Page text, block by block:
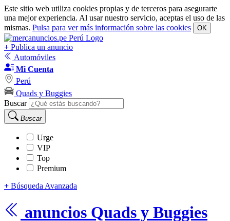
Este sitio web utiliza cookies propias y de terceros para asegurarte
una mejor experiencia. Al usar nuestro servicio, aceptas el uso de las
mismas. Pulsa para ver más información sobre las cookies OK
+ Publica un anuncio
Automóviles
Mi Cuenta
Perú
Quads y Buggies
Buscar
Buscar
Urge
VIP
Top
Premium
+ Búsqueda Avanzada
anuncios Quads y Buggies